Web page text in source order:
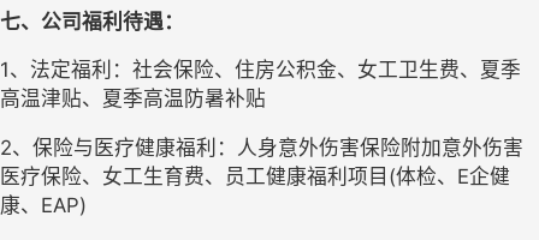
七、公司福利待遇：
1、法定福利：社会保险、住房公积金、女工卫生费、夏季
高温津贴、夏季高温防暑补贴
2、保险与医疗健康福利：人身意外伤害保险附加意外伤害
医疗保险、女工生育费、员工健康福利项目(体检、E企健
康、EAP)